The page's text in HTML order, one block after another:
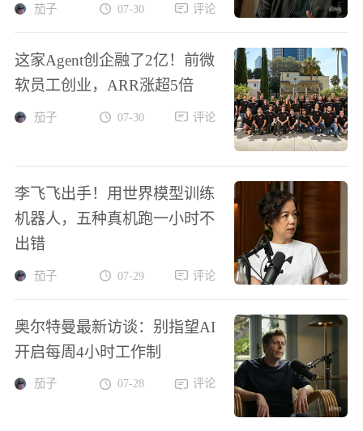
茄子 07-30 评论
这家Agent创企融了2亿！前微
软员工创业，ARR涨超5倍
茄子 07-30 评论
李飞飞出手！用世界模型训练
机器人，五种真机跑一小时不
出错
茄子 07-29 评论
奥尔特曼最新访谈：别指望AI
开启每周4小时工作制
茄子 07-28 评论